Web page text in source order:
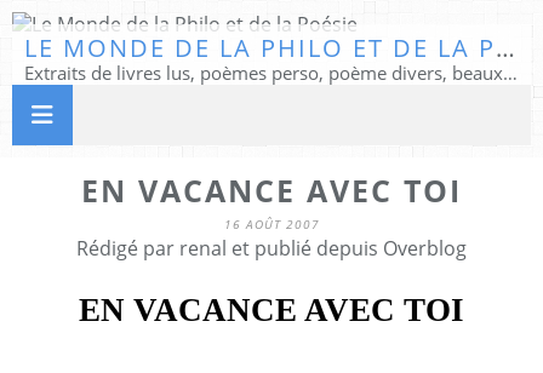
LE MONDE DE LA PHILO ET DE LA POÉSIE
Extraits de livres lus, poèmes perso, poème divers, beaux textes...
EN VACANCE AVEC TOI
16 AOÛT 2007
Rédigé par renal et publié depuis Overblog
EN VACANCE AVEC TOI